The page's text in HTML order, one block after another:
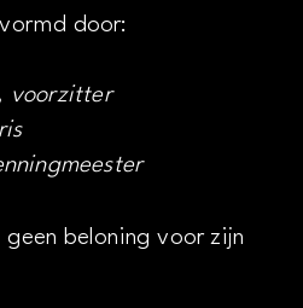
door:
voorzitter
beloning voor zijn